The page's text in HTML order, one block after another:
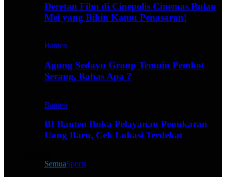
Deretan Film di Cinepolis Cinemas Bulan
Mei yang Bikin Kamu Penasaran!
Banten
Agung Sedayu Group Temuin Pemkot
Serang, Bahas Apa ?
Banten
BI Banten Buka Pelayanan Penukaran
Uang Baru, Cek Lokasi Terdekat
SemuaSports